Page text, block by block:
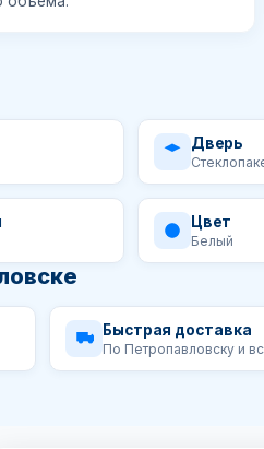
Дверь
Цвет
Белый
Быстрая доставка
По Петропавловску и